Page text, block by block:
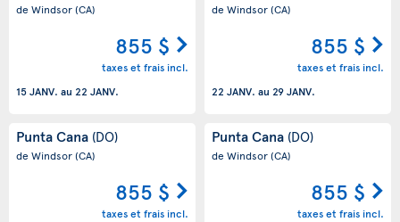
de Windsor(CA)
855 $
taxes et frais incl.
15 JANV. au 22 JANV.
de Windsor(CA)
855 $
taxes et frais incl.
22 JANV. au 29 JANV.
Punta Cana (DO)
de Windsor(CA)
855 $
taxes et frais incl.
Punta Cana (DO)
de Windsor(CA)
855 $
taxes et frais incl.